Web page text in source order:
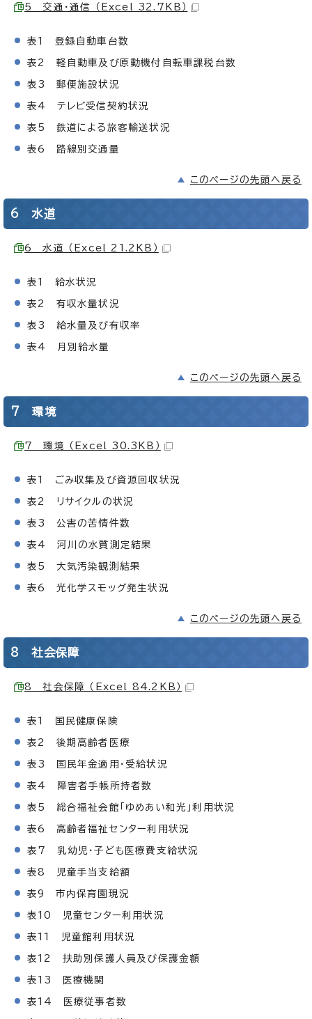
5 交通・通信 （Excel 32.7KB）
表1 登録自動車台数
表2 軽自動車及び原動機付自転車課税台数
表3 郵便施設状況
表4 テレビ受信契約状況
表5 鉄道による旅客輸送状況
表6 路線別交通量
このページの先頭へ戻る
6 水道
6 水道 （Excel 21.2KB）
表1 給水状況
表2 有収水量状況
表3 給水量及び有収率
表4 月別給水量
このページの先頭へ戻る
7 環境
7 環境 （Excel 30.3KB）
表1 ごみ収集及び資源回収状況
表2 リサイクルの状況
表3 公害の苦情件数
表4 河川の水質測定結果
表5 大気汚染観測結果
表6 光化学スモッグ発生状況
このページの先頭へ戻る
8 社会保障
8 社会保障 （Excel 84.2KB）
表1 国民健康保険
表2 後期高齢者医療
表3 国民年金適用・受給状況
表4 障害者手帳所持者数
表5 総合福祉会館「ゆめあい和光」利用状況
表6 高齢者福祉センター利用状況
表7 乳幼児・子ども医療費支給状況
表8 児童手当支給額
表9 市内保育園現況
表10 児童センター利用状況
表11 児童館利用状況
表12 扶助別保護人員及び保護金額
表13 医療機関
表14 医療従事者数